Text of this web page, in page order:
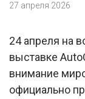
27 апреля 2026
24 апреля на
выставке
внимание
официально